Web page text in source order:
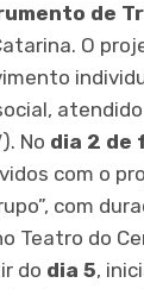
de
O
No dia 2 de
com o
com
Teatro do
do dia 5,